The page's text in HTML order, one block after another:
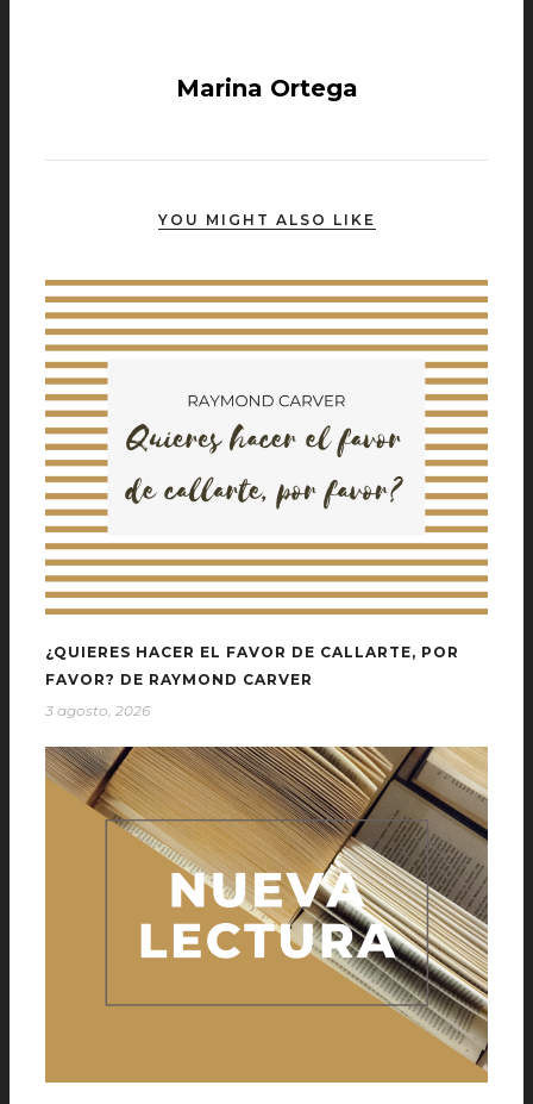
Marina Ortega
YOU MIGHT ALSO LIKE
¿QUIERES HACER EL FAVOR DE CALLARTE, POR
FAVOR? DE RAYMOND CARVER
3 agosto, 2026